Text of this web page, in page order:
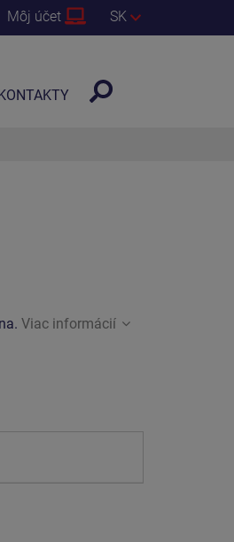
Môj účet SK
Viac informácií